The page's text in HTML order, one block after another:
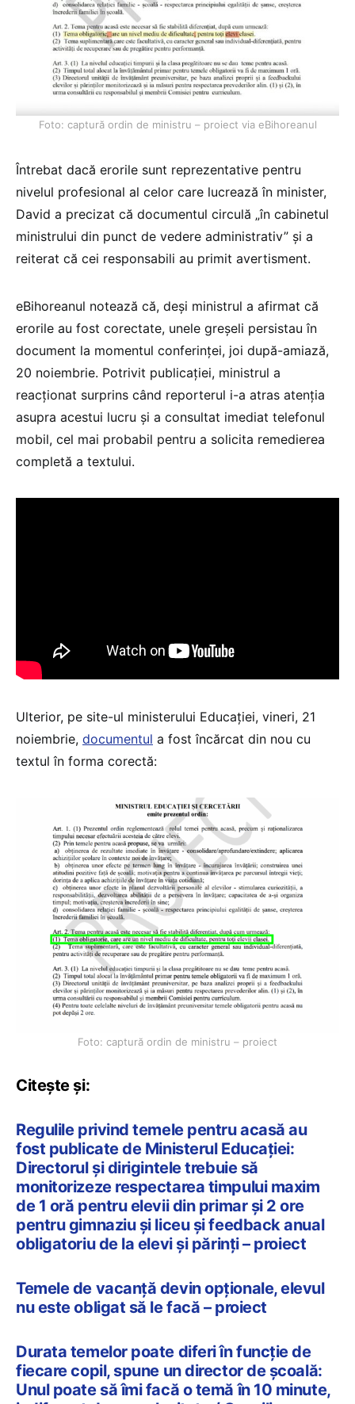
Foto: captură ordin de ministru – proiect via eBihoreanul
Întrebat dacă erorile sunt reprezentative pentru
nivelul profesional al celor care lucrează în minister,
David a precizat că documentul circulă „în cabinetul
ministrului din punct de vedere administrativ” și a
reiterat că cei responsabili au primit avertisment.
eBihoreanul notează că, deși ministrul a afirmat că
erorile au fost corectate, unele greșeli persistau în
document la momentul conferinței, joi după-amiază,
20 noiembrie. Potrivit publicației, ministrul a
reacționat surprins când reporterul i-a atras atenția
asupra acestui lucru și a consultat imediat telefonul
mobil, cel mai probabil pentru a solicita remedierea
completă a textului.
Ulterior, pe site-ul ministerului Educației, vineri, 21
noiembrie, documentul a fost încărcat din nou cu
textul în forma corectă:
Foto: captură ordin de ministru – proiect
Citește și:
Regulile privind temele pentru acasă au
fost publicate de Ministerul Educației:
Directorul și dirigintele trebuie să
monitorizeze respectarea timpului maxim
de 1 oră pentru elevii din primar și 2 ore
pentru gimnaziu și liceu și feedback anual
obligatoriu de la elevi și părinți – proiect
Temele de vacanță devin opționale, elevul
nu este obligat să le facă – proiect
Durata temelor poate diferi în funcție de
fiecare copil, spune un director de școală:
Unul poate să îmi facă o temă în 10 minute,